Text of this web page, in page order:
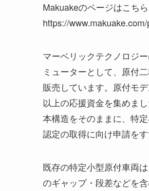
Makuakeのページはこちら
https://
マーベリックテクノロジ
ミューターとして、原付
販売しています。原付モ
以上の応援資金を集めま
本構造をそのままに、特
認定の取得に向け申請を
既存の特定小型原付車両
のギャップ・段差などを